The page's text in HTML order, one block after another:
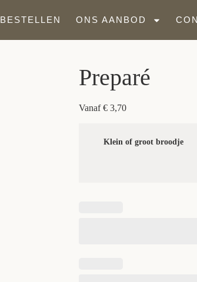
BESTELLEN ONS AANBOD
Preparé
Vanaf€3,70
Klein of groot broodje